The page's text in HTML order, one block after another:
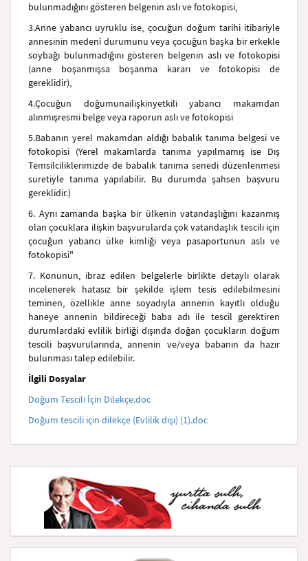
bulunmadığını gösteren belgenin aslı ve fotokopisi,
3.Anne yabancı uyruklu ise, çocuğun doğum tarihi itibariyle
annesinin medenî durumunu veya çocuğun başka bir erkekle
soybağı bulunmadığını gösteren belgenin aslı ve fotokopisi
(anne boşanmışsa boşanma kararı ve fotokopisi de
gereklidir),
4.Çocuğun doğumunailişkinyetkili yabancı makamdan
alınmışresmi belge veya raporun aslı ve fotokopisi
5.Babanın yerel makamdan aldığı babalık tanıma belgesi ve
fotokopisi (Yerel makamlarda tanıma yapılmamış ise Dış
Temsilciliklerimizde de babalık tanıma senedi düzenlenmesi
suretiyle tanıma yapılabilir. Bu durumda şahsen başvuru
gereklidir.)
6. Aynı zamanda başka bir ülkenin vatandaşlığını kazanmış
olan çocuklara ilişkin başvurularda çok vatandaşlık tescili için
çocuğun yabancı ülke kimliği veya pasaportunun aslı ve
fotokopisi"
7. Konunun, ibraz edilen belgelerle birlikte detaylı olarak
incelenerek hatasız bir şekilde işlem tesis edilebilmesini
teminen, özellikle anne soyadıyla annenin kayıtlı olduğu
haneye annenin bildireceği baba adı ile tescil gerektiren
durumlardaki evlilik birliği dışında doğan çocukların doğum
tescili başvurularında, annenin ve/veya babanın da hazır
bulunması talep edilebilir.
İlgili Dosyalar
Doğum Tescili İçin Dilekçe.doc
Doğum tescili için dilekçe (Evlilik dışı) (1).doc